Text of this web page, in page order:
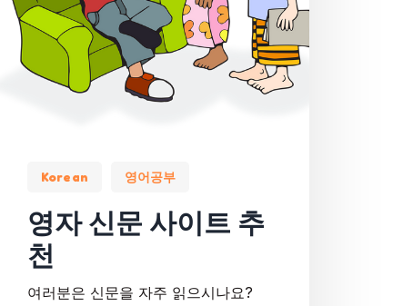
Korean 영어공부
영자 신문 사이트 추
천
여러분은 신문을 자주 읽으시나요?